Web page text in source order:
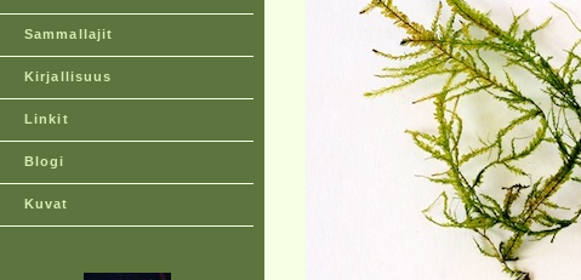
Sammallajit
Kirjallisuus
Linkit
Blogi
Kuvat